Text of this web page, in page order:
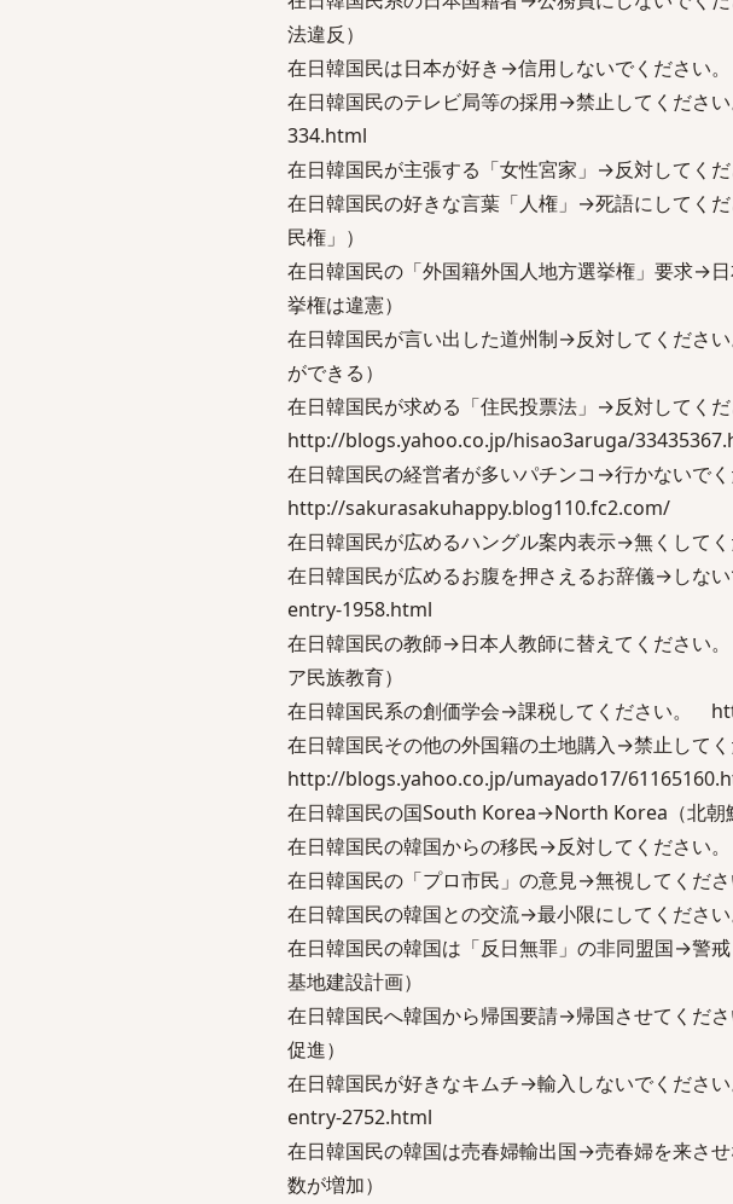
法違反）
在日韓国民は日本が好き→信用しないでください
在日韓国民のテレビ局等の採用→禁止してくだ
334.html
在日韓国民が主張する「女性宮家」→反対してく
在日韓国民の好きな言葉「人権」→死語にしてく
民権」）
在日韓国民の「外国籍外国人地方選挙権」要求→
挙権は違憲）
在日韓国民が言い出した道州制→反対してくださ
ができる）
在日韓国民が求める「住民投票法」→反対してく
http://blogs.yahoo.co.jp/hisao3aruga/
在日韓国民の経営者が多いパチンコ→行かないで
http://sakurasakuhappy.blog110.fc2.com/
在日韓国民が広めるハングル案内表示→無くし
在日韓国民が広めるお腹を押さえるお辞儀→し
entry-1958.html
在日韓国民の教師→日本人教師に替えてください
ア民族教育）
在日韓国民系の創価学会→課税してください。
在日韓国民その他の外国籍の土地購入→禁止して
http://blogs.yahoo.co.jp/umayado17/
在日韓国民の国South Korea→North Korea（北朝
在日韓国民の韓国からの移民→反対してください
在日韓国民の「プロ市民」の意見→無視してくださ
在日韓国民の韓国との交流→最小限にしてください
在日韓国民の韓国は「反日無罪」の非同盟国→警
基地建設計画）
在日韓国民へ韓国から帰国要請→帰国させてくだ
促進）
在日韓国民が好きなキムチ→輸入しないでくだ
entry-2752.html
在日韓国民の韓国は売春婦輸出国→売春婦を来さ
数が増加）